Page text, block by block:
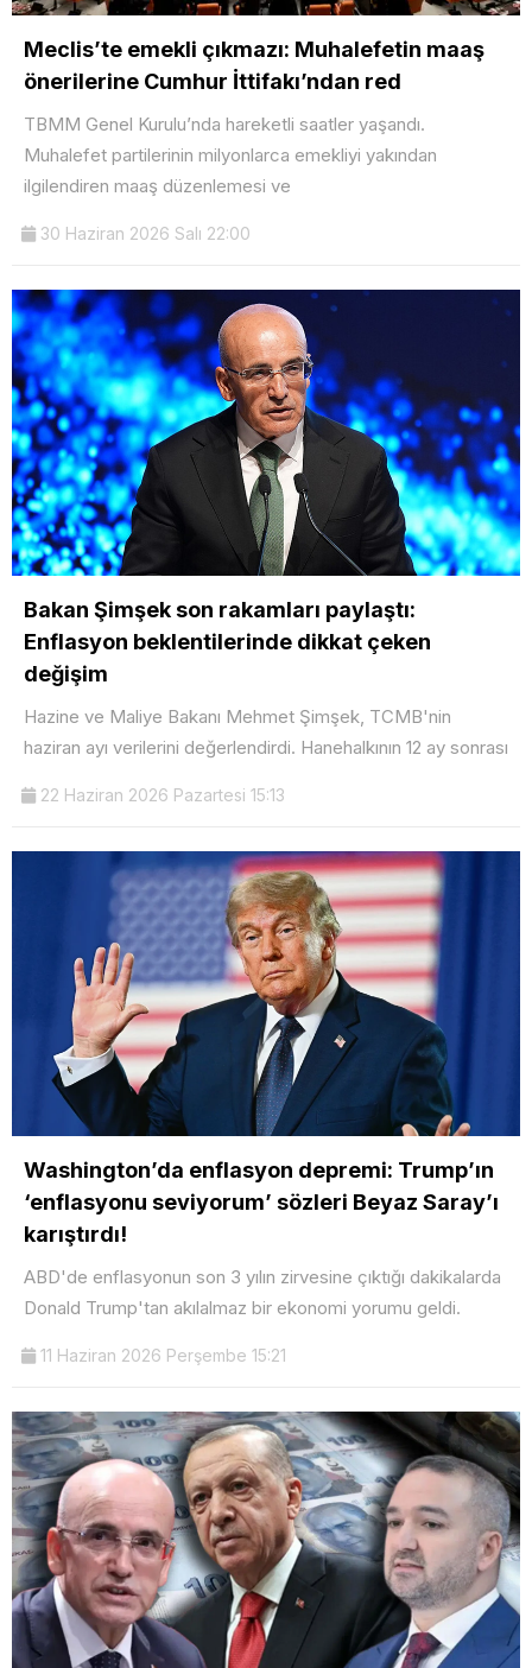
Meclis’te emekli çıkmazı: Muhalefetin maaş
önerilerine Cumhur İttifakı’ndan red
TBMM Genel Kurulu’nda hareketli saatler yaşandı.
Muhalefet partilerinin milyonlarca emekliyi yakından
ilgilendiren maaş düzenlemesi ve
30 Haziran 2026 Salı 22:00
Bakan Şimşek son rakamları paylaştı:
Enflasyon beklentilerinde dikkat çeken
değişim
Hazine ve Maliye Bakanı Mehmet Şimşek, TCMB'nin
haziran ayı verilerini değerlendirdi. Hanehalkının 12 ay sonrası
22 Haziran 2026 Pazartesi 15:13
Washington’da enflasyon depremi: Trump’ın
‘enflasyonu seviyorum’ sözleri Beyaz Saray’ı
karıştırdı!
ABD'de enflasyonun son 3 yılın zirvesine çıktığı dakikalarda
Donald Trump'tan akılalmaz bir ekonomi yorumu geldi.
11 Haziran 2026 Perşembe 15:21